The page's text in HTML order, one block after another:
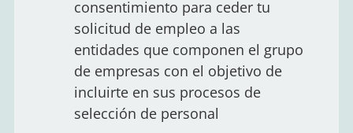
consentimiento para ceder tu
solicitud de empleo a las
entidades que componen el grupo
de empresas con el objetivo de
incluirte en sus procesos de
selección de personal